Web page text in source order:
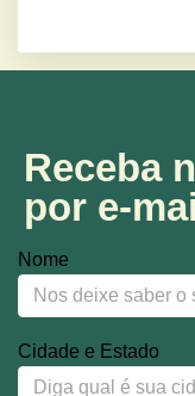
Receba
por e-
Nome
Cidade e Estado